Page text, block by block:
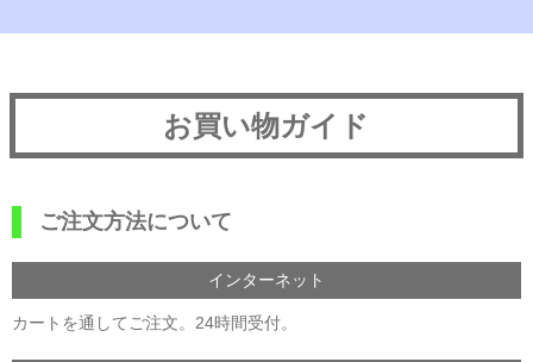
お買い物ガイド
ご注文方法について
インターネット
カートを通してご注文。24時間受付。